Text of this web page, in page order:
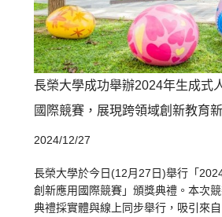
長榮大學成功舉辦2024年生成式
國際競賽，展現跨領域創新教育新
2024/12/27
長榮大學於今日(12月27日)舉行「
創新應用國際競賽」頒獎典禮。本次
典禮採實體與線上同步舉行，吸引來